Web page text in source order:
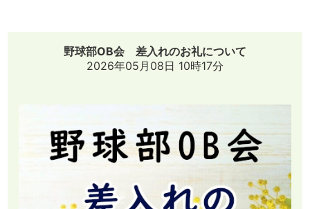
野球部OB会 差入れのお礼について
2026年05月08日 10時17分